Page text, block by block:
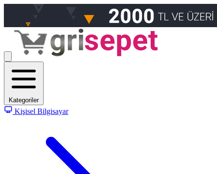
Kategoriler
Kişisel Bilgisayar